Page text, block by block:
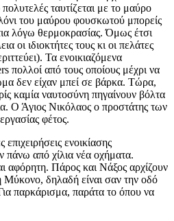
ταυτίζεται με το μαύρο
του μαύρου φουσκωτού μπορείς
λόγω θερμοκρασίας. Όμως έτσι
οι ιδιοκτήτες τους κι οι πελάτες
Τα ενοικιαζόμενα
πολλοί από τους οποίους μέχρι να
δεν είχαν μπεί σε βάρκα. Τώρα,
καμία ναυτοσύνη πηγαίνουν βόλτα
Ο Άγιος Νικόλαος ο προστάτης των
φέτος.
ενοικίασης
πάνω από χίλια νέα οχήματα.
αφόρητη. Πάρος και Νάξος αρχίζουν
Μύκονο, δηλαδή είναι σαν την οδό
παρκάρισμα, παράτα το όπου να